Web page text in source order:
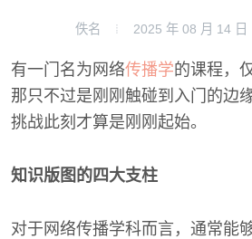
佚名 2025 年 08 月 14 日
有一门名为网络传播学的课程，
那只不过是刚刚触碰到入门的边
挑战此刻才算是刚刚起始。
知识版图的四大支柱
对于网络传播学科而言，通常能